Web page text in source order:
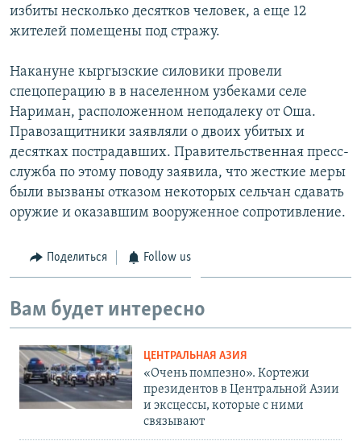
избиты несколько десятков человек, а еще 12
жителей помещены под стражу.
Накануне кыргызские силовики провели
спецоперацию в в населенном узбеками селе
Нариман, расположенном неподалеку от Оша.
Правозащитники заявляли о двоих убитых и
десятках пострадавших. Правительственная пресс-
служба по этому поводу заявила, что жесткие меры
были вызваны отказом некоторых сельчан сдавать
оружие и оказавшим вооруженное сопротивление.
Поделиться Follow us
Вам будет интересно
ЦЕНТРАЛЬНАЯ АЗИЯ
«Очень помпезно». Кортежи
президентов в Центральной Азии
и эксцессы, которые с ними
связывают